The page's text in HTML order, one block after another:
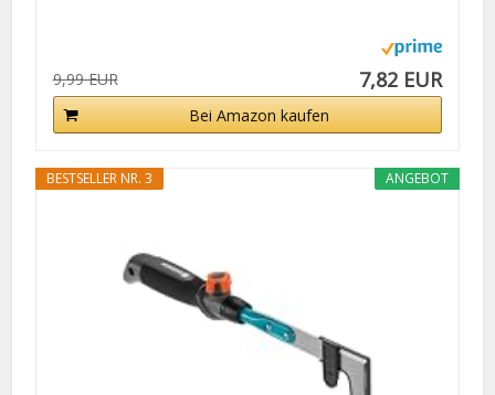
9,99 EUR 7,82 EUR
Bei Amazon kaufen
ANGEBOT
BESTSELLER NR. 3